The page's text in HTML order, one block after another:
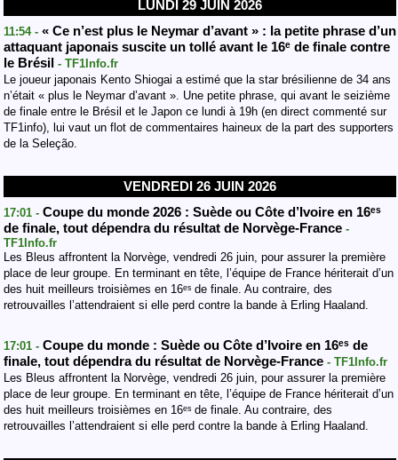
LUNDI 29 JUIN 2026
11:54 - « Ce n’est plus le Neymar d’avant » : la petite phrase d’un
attaquant japonais suscite un tollé avant le 16ᵉ de finale contre
le Brésil - TF1Info.fr
Le joueur japonais Kento Shiogai a estimé que la star brésilienne de 34 ans
n’était « plus le Neymar d’avant ». Une petite phrase, qui avant le seizième
de finale entre le Brésil et le Japon ce lundi à 19h (en direct commenté sur
TF1info), lui vaut un flot de commentaires haineux de la part des supporters
de la Seleção.
VENDREDI 26 JUIN 2026
17:01 - Coupe du monde 2026 : Suède ou Côte d’Ivoire en 16ᵉˢ
de finale, tout dépendra du résultat de Norvège-France -
TF1Info.fr
Les Bleus affrontent la Norvège, vendredi 26 juin, pour assurer la première
place de leur groupe. En terminant en tête, l’équipe de France hériterait d’un
des huit meilleurs troisièmes en 16ᵉˢ de finale. Au contraire, des
retrouvailles l’attendraient si elle perd contre la bande à Erling Haaland.
17:01 - Coupe du monde : Suède ou Côte d’Ivoire en 16ᵉˢ de
finale, tout dépendra du résultat de Norvège-France - TF1Info.fr
Les Bleus affrontent la Norvège, vendredi 26 juin, pour assurer la première
place de leur groupe. En terminant en tête, l’équipe de France hériterait d’un
des huit meilleurs troisièmes en 16ᵉˢ de finale. Au contraire, des
retrouvailles l’attendraient si elle perd contre la bande à Erling Haaland.